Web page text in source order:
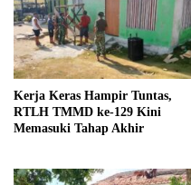
Kerja Keras Hampir Tuntas,
RTLH TMMD ke-129 Kini
Memasuki Tahap Akhir